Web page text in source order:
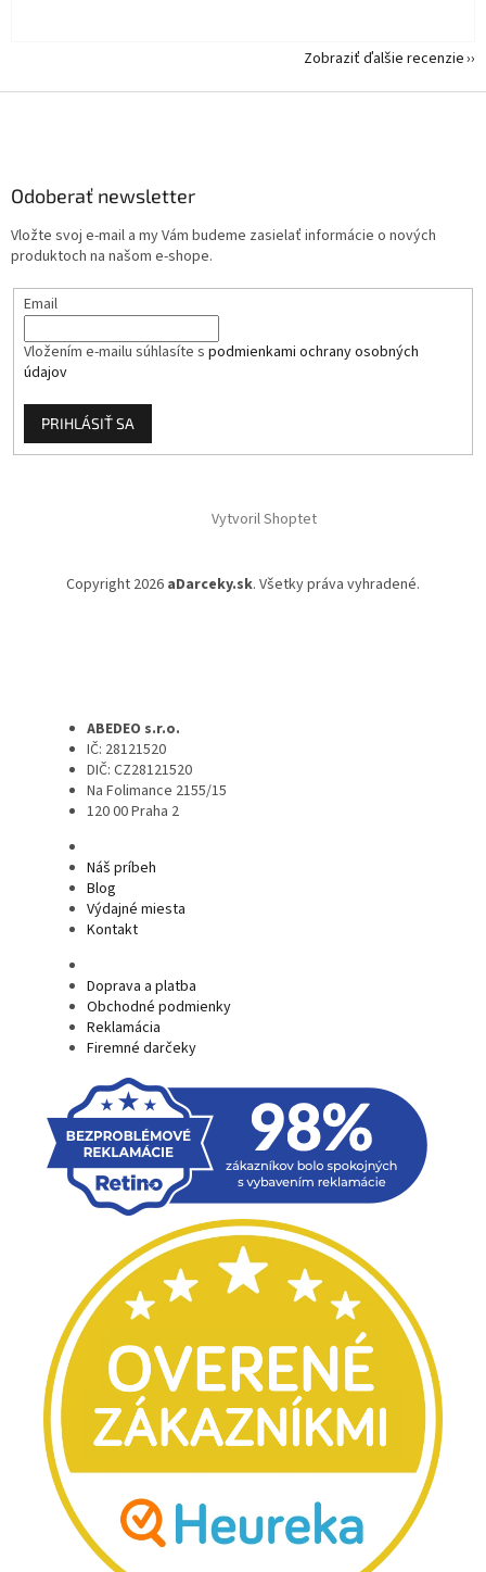
Zobraziť ďalšie recenzie
Odoberať newsletter
Vložte svoj e-mail a my Vám budeme zasielať informácie o nových
produktoch na našom e-shope.
Email
Vložením e-mailu súhlasíte s podmienkami ochrany osobných
údajov
PRIHLÁSIŤ SA
Vytvoril Shoptet
Copyright 2026 aDarceky.sk. Všetky práva vyhradené.
ABEDEO s.r.o.
IČ: 28121520
DIČ: CZ28121520
Na Folimance 2155/15
120 00 Praha 2
Náš príbeh
Blog
Výdajné miesta
Kontakt
Doprava a platba
Obchodné podmienky
Reklamácia
Firemné darčeky